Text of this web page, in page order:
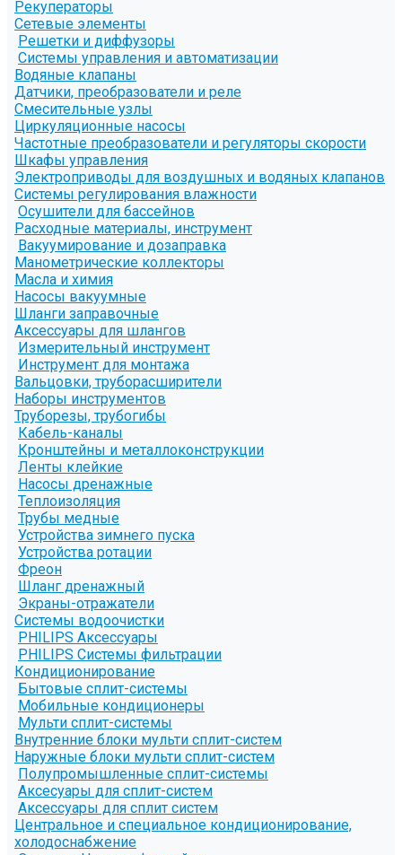
Рекуператоры
Сетевые элементы
Решетки и диффузоры
Системы управления и автоматизации
Водяные клапаны
Датчики, преобразователи и реле
Смесительные узлы
Циркуляционные насосы
Частотные преобразователи и регуляторы скорости
Шкафы управления
Электроприводы для воздушных и водяных клапанов
Системы регулирования влажности
Осушители для бассейнов
Расходные материалы, инструмент
Вакуумирование и дозаправка
Манометрические коллекторы
Масла и химия
Насосы вакуумные
Шланги заправочные
Аксессуары для шлангов
Измерительный инструмент
Инструмент для монтажа
Вальцовки, труборасширители
Наборы инструментов
Труборезы, трубогибы
Кабель-каналы
Кронштейны и металлоконструкции
Ленты клейкие
Насосы дренажные
Теплоизоляция
Трубы медные
Устройства зимнего пуска
Устройства ротации
Фреон
Шланг дренажный
Экраны-отражатели
Системы водоочистки
PHILIPS Аксессуары
PHILIPS Системы фильтрации
Кондиционирование
Бытовые сплит-системы
Мобильные кондиционеры
Мульти сплит-системы
Внутренние блоки мульти сплит-систем
Наружные блоки мульти сплит-систем
Полупромышленные сплит-системы
Аксесуары для сплит-систем
Аксессуары для сплит систем
Центральное и специальное кондиционирование,
холодоснабжение